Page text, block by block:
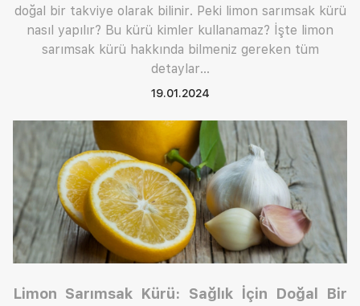
doğal bir takviye olarak bilinir. Peki limon sarımsak kürü
nasıl yapılır? Bu kürü kimler kullanamaz? İşte limon
sarımsak kürü hakkında bilmeniz gereken tüm
detaylar…
19.01.2024
Limon Sarımsak Kürü: Sağlık İçin Doğal Bir